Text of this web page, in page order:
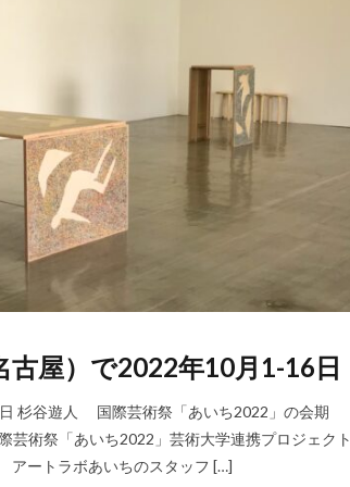
屋）で2022年10月1-16日
杉谷遊人 国際芸術祭「あいち2022」の会期
芸術祭「あいち2022」芸術大学連携プロジェクト
アートラボあいちのスタッフ […]